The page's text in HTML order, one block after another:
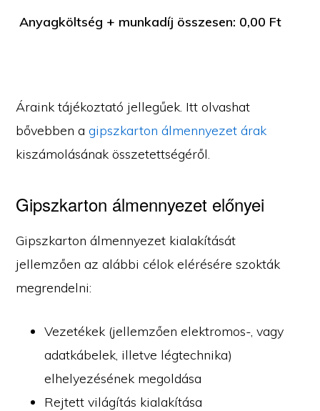
Anyagköltség + munkadíj összesen: 0,00 Ft
Áraink tájékoztató jellegűek. Itt olvashat
bővebben agipszkarton álmennyezet árak
kiszámolásának összetettségéről.
Gipszkarton álmennyezet előnyei
Gipszkarton álmennyezet kialakítását
jellemzően az alábbi célok elérésére szokták
megrendelni:
Vezetékek (jellemzően elektromos-, vagy
adatkábelek, illetve légtechnika)
elhelyezésének megoldása
Rejtett világítás kialakítása